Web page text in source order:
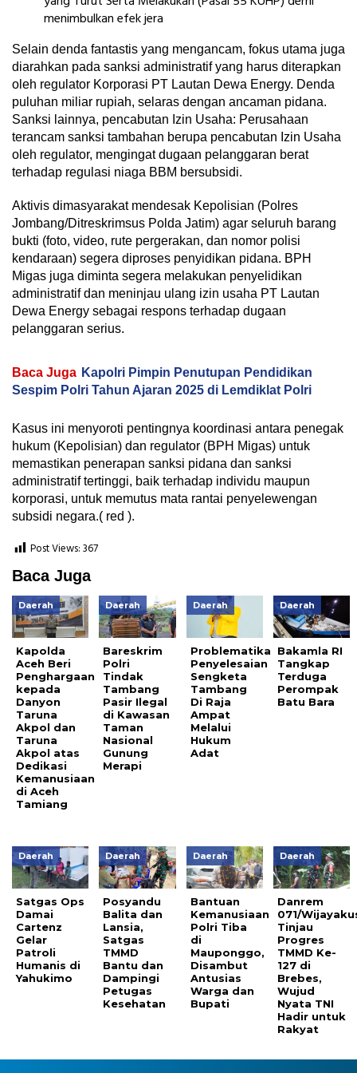
menimbulkan efek jera
Selain denda fantastis yang mengancam, fokus utama juga
diarahkan pada sanksi administratif yang harus diterapkan
oleh regulator Korporasi PT Lautan Dewa Energy. Denda
puluhan miliar rupiah, selaras dengan ancaman pidana.
Sanksi lainnya, pencabutan Izin Usaha: Perusahaan
terancam sanksi tambahan berupa pencabutan Izin Usaha
oleh regulator, mengingat dugaan pelanggaran berat
terhadap regulasi niaga BBM bersubsidi.
Aktivis dimasyarakat mendesak Kepolisian (Polres
Jombang/Ditreskrimsus Polda Jatim) agar seluruh barang
bukti (foto, video, rute pergerakan, dan nomor polisi
kendaraan) segera diproses penyidikan pidana. BPH
Migas juga diminta segera melakukan penyelidikan
administratif dan meninjau ulang izin usaha PT Lautan
Dewa Energy sebagai respons terhadap dugaan
pelanggaran serius.
Baca Juga Kapolri Pimpin Penutupan Pendidikan
Sespim Polri Tahun Ajaran 2025 di Lemdiklat Polri
Kasus ini menyoroti pentingnya koordinasi antara penegak
hukum (Kepolisian) dan regulator (BPH Migas) untuk
memastikan penerapan sanksi pidana dan sanksi
administratif tertinggi, baik terhadap individu maupun
korporasi, untuk memutus mata rantai penyelewengan
subsidi negara.( red ).
Post Views:367
Baca Juga
Daerah
Kapolda
Aceh Beri
Penghargaan
kepada
Danyon
Taruna
Akpol dan
Taruna
Akpol atas
Dedikasi
Kemanusiaan
di Aceh
Tamiang
Daerah
Bareskrim
Polri
Tindak
Tambang
Pasir Ilegal
di Kawasan
Taman
Nasional
Gunung
Merapi
Daerah
Problematika
Penyelesaian
Sengketa
Tambang
Di Raja
Ampat
Melalui
Hukum
Adat
Daerah
Bakamla RI
Tangkap
Terduga
Perompak
Batu Bara
Daerah
Satgas Ops
Damai
Cartenz
Gelar
Patroli
Humanis di
Yahukimo
Daerah
Posyandu
Balita dan
Lansia,
Satgas
TMMD
Bantu dan
Dampingi
Petugas
Kesehatan
Daerah
Bantuan
Kemanusiaan
Polri Tiba
di
Mauponggo,
Disambut
Antusias
Warga dan
Bupati
Daerah
Danrem
071/
Tinjau
Progres
TMMD Ke-
127 di
Brebes,
Wujud
Nyata TNI
Hadir untuk
Rakyat